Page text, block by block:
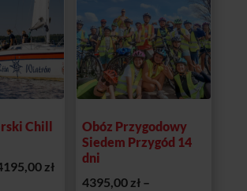
Chill
złAktualna
Obóz Przygodowy
Siedem Przygód 14
dni
4395,00 zł –